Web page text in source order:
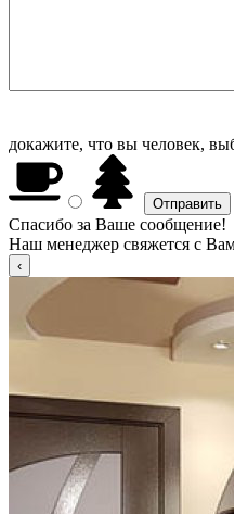
докажите, что вы человек,
Спасибо за Ваше сообщение!
Наш менеджер свяжется с